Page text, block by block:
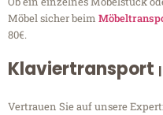
Möbel sicher beim
80€.
Klaviertransport
Vertrauen Sie auf unsere